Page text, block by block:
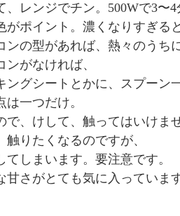
、レンジでチン。500Wで3〜4
がポイント。濃くなりすぎる
ンの型があれば、熱々のうち
ンがなければ、
ングシートとかに、スプーン
は一つだけ。
で、けして、触ってはいけませ
触りたくなるのですが、
てしまいます。要注意です。
甘さがとても気に入っています